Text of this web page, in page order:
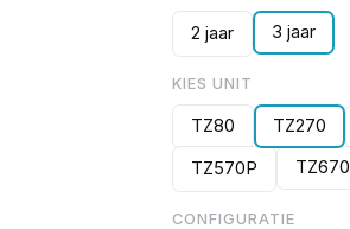
2 jaar 3 jaar
KIES UNIT
TZ80 TZ270
TZ570P
TZ670
CONFIGURATIE